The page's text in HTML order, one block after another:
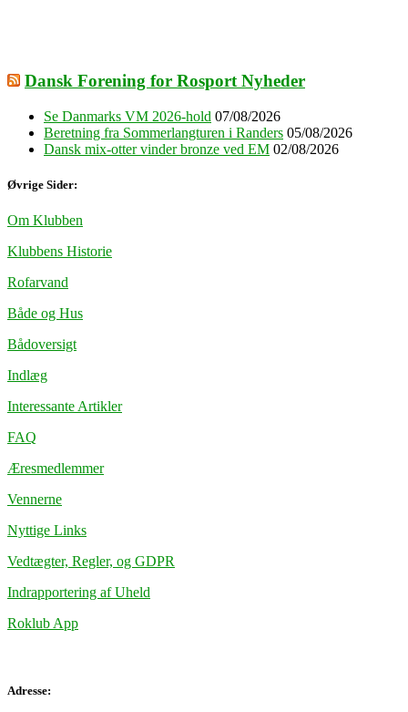
Dansk Forening for Rosport Nyheder
Se Danmarks VM 2026-hold 07/08/2026
Beretning fra Sommerlangturen i Randers 05/08/2026
Dansk mix-otter vinder bronze ved EM 02/08/2026
Øvrige Sider:
Om Klubben
Klubbens Historie
Rofarvand
Både og Hus
Bådoversigt
Indlæg
Interessante Artikler
FAQ
Æresmedlemmer
Vennerne
Nyttige Links
Vedtægter, Regler, og GDPR
Indrapportering af Uheld
Roklub App
Adresse: